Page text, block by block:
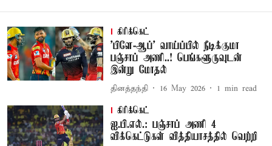
கிரிக்கெட்
'பிளே-ஆப்' வாய்ப்பில் நீடிக்குமா
பஞ்சாப் அணி..! பெங்களூருவுடன்
இன்று மோதல்
தினத்தந்தி 16 May 2026 1 min read
கிரிக்கெட்
ஐ.பி.எல்.: பஞ்சாப் அணி 4
விக்கெட்டுகள் வித்தியாசத்தில் வெற்றி